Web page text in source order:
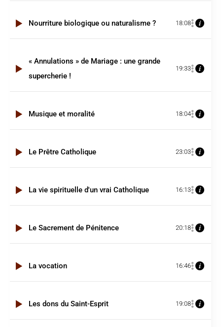
Nourriture biologique ou naturalisme ? 18:08
« Annulations » de Mariage : une grande
supercherie !
19:33
Musique et moralité 18:04
Le Prêtre Catholique 23:03
La vie spirituelle d'un vrai Catholique 16:13
Le Sacrement de Pénitence 20:18
La vocation 16:46
Les dons du Saint-Esprit 19:08